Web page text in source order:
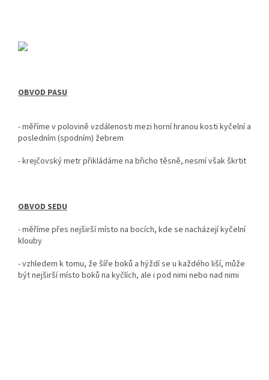
OBVOD PASU
- měříme v polovině vzdálenosti mezi horní hranou kosti kyčelní a
posledním (spodním) žebrem
- krejčovský metrpřikládáme na břicho těsně, nesmí však škrtit
OBVOD SEDU
-měříme přes nejširší místo na bocích, kde se nacházejí kyčelní
klouby
- vzhledem k tomu, že šíře boků a hýždí se u každého liší, může
být nejširší místo boků na kyčlích, ale i pod nimi nebo nad nimi